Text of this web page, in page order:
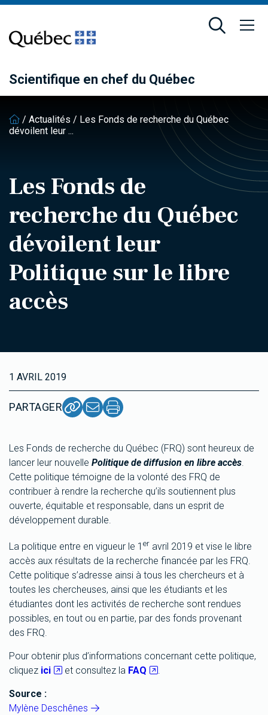
contenu
principal
pied
de
Scientifique en chef du Québec
/ Actualités / Les Fonds de recherche du Québec
dévoilent leur ...
Les Fonds de
recherche du Québec
dévoilent leur
Politique sur le libre
accès
1 AVRIL 2019
PARTAGER
Les Fonds de recherche du Québec (FRQ) sont heureux de
lancer leur nouvelle Politique de diffusion en libre accès.
Cette politique témoigne de la volonté des FRQ de
contribuer à rendre la recherche qu’ils soutiennent plus
ouverte, équitable et responsable, dans un esprit de
développement durable.
La politique entre en vigueur le 1 er avril 2019 et vise le libre
accès aux résultats de la recherche financée par les FRQ.
Cette politique s’adresse ainsi à tous les chercheurs et à
toutes les chercheuses, ainsi que les étudiants et les
étudiantes dont les activités de recherche sont rendues
possibles, en tout ou en partie, par des fonds provenant
des FRQ.
Pour obtenir plus d’informations concernant cette politique,
cliquez ici et consultez la FAQ .
Source :
Mylène Deschênes